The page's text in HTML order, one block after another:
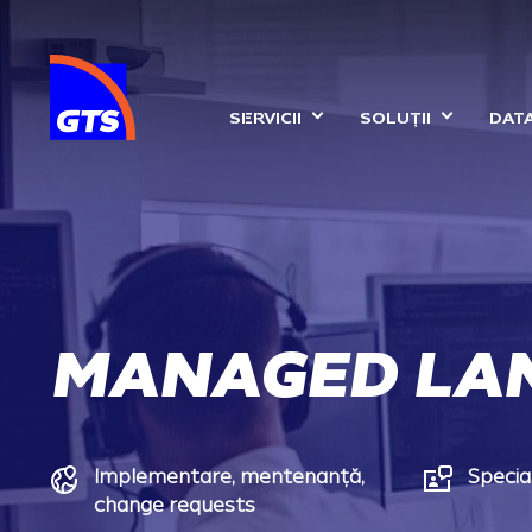
SERVICII SOLUȚII
MANAGED
Implementare, mentenanță,
change requests